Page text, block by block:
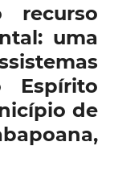
recurso
uma
de